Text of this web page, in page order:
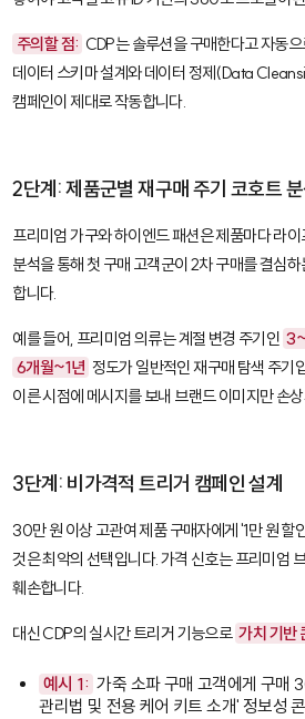
주의할 점: CDP는 솔루션을 구매한다고 자동
데이터 스키마 설계와 데이터 정제(Data
캠페인이 제대로 작동합니다.
2단계: 제품군별 재구매 주기 코호트
프리미엄 가구와 하이엔드 패션은 제품마다 라
분석을 통해 첫 구매 고객군이 2차 구매를 결심
합니다.
예를 들어, 프리미엄 의류는 계절 변경 주기인
6개월~1년 정도가 일반적인 재구매 탐색 주기
이른 시점에 메시지를 보내 브랜드 이미지만 손
3단계: 비가격적 트리거 캠페인 설계
30만 원 이상 고관여 제품 구매자에게 '1만 원 할
것은 최악의 선택입니다. 가격 신호는 프리미엄
훼손합니다.
대신 CDP의 실시간 트리거 기능으로 가치 기반
예시 1: 가죽 소파 구매 고객에게 구매
관리법 및 전용 케어 키트 소개' 정보성